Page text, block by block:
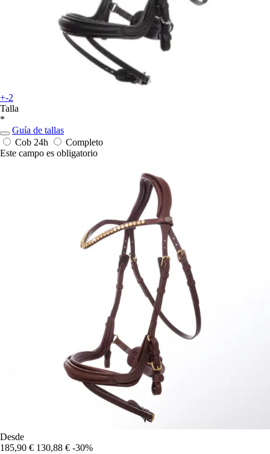
+-2
Talla
*
Guía de tallas
Cob 24h
Completo
Este campo es obligatorio
Desde
185,90 € 130,88 € -30%